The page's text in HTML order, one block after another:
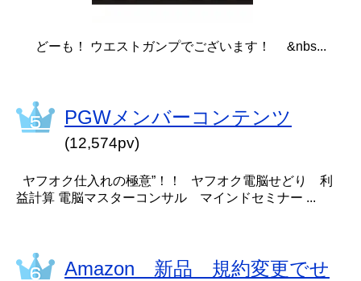
どーも！ ウエストガンプでございます！ &nbs...
PGWメンバーコンテンツ
(12,574pv)
ヤフオク仕入れの極意”！！ ヤフオク電脳せどり 利
益計算 電脳マスターコンサル マインドセミナー ...
Amazon 新品 規約変更でせ